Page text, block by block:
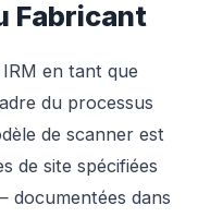
Fabricant
en tant que
du processus
de scanner est
de site spécifiées
documentées dans